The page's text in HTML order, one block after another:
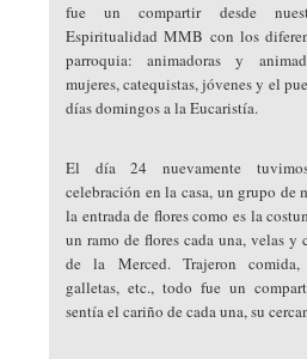
fue un compartir desde
Espiritualidad MMB con los
parroquia: animadoras y
mujeres, catequistas, jóvenes y el
días domingos a la Eucaristía.
El día 24 nuevamente
celebración en la casa, un grupo de
la entrada de flores como es la
un ramo de flores cada una, velas y
de la Merced. Trajeron comida,
galletas, etc., todo fue un
sentía el cariño de cada una, su